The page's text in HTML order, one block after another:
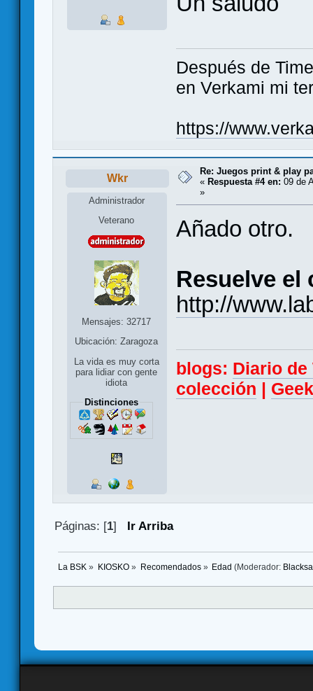
Después de
en Verkami mi
https://
Wkr
Administrador
Veterano
Mensajes: 32717
Ubicación: Zaragoza
La vida es muy corta
para lidiar con gente
idiota
Distinciones
Re: Juegos print & play
« Respuesta #4 en: 09 de
»
Añado otro.
Resuelve el
http://
blogs: Diario
colección
Páginas: [1] Ir Arriba
La BSK » KIOSKO» Recomendados» Edad (Moderador: